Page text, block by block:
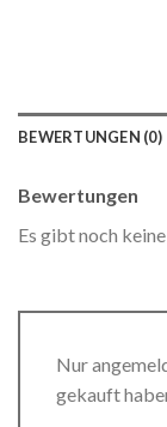
BEWERTUNGEN (0)
Bewertungen
Es gibt noch
Nur
gekauft